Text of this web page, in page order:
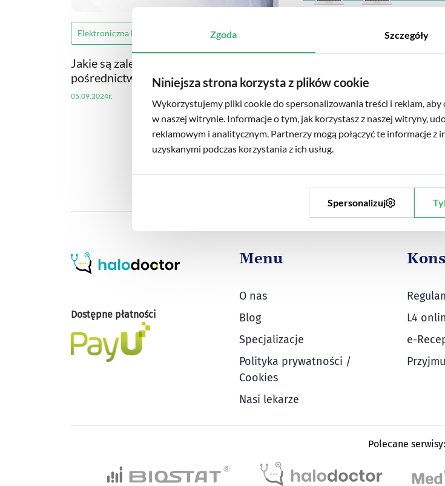
Elektroniczna Dokumentacja Medyczna
Jakie są zalety uzyskania L4 za
pośrednictwem konsultacji online?
05.09.2024r.
Elektroniczna Dokumentacja
nowych klientów
Dostępne płatności
Menu
O nas
Blog
Specjalizacje
Polityka prywatności /
Cookies
Nasi lekarze
L4
e-
Polecane serwisy:
Zgoda Szczegóły
Niniejsza strona korzysta z plików cookie
Wykorzystujemy pliki cookie do spersonalizowania treści i reklam,
w naszej witrynie. Informacje o tym, jak korzystasz z naszej witryny,
reklamowym i analitycznym. Partnerzy mogą połączyć te informacje
uzyskanymi podczas korzystania z ich usług.
Spersonalizuj